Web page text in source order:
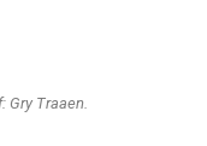
Gry Traaen.